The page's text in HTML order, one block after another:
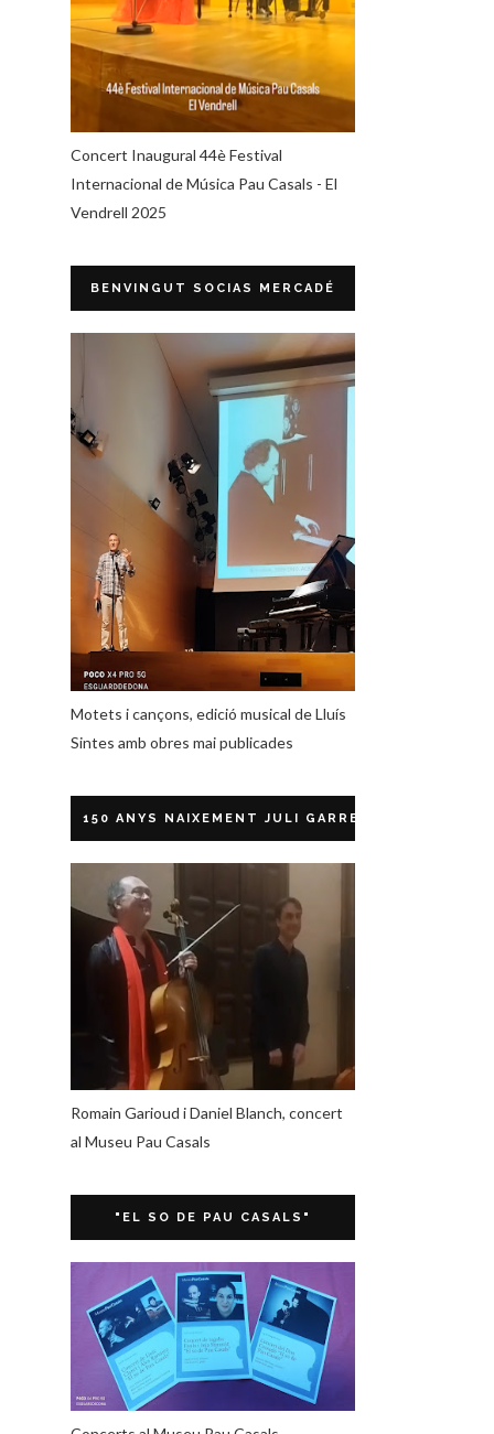
Concert Inaugural 44è Festival
Internacional de Música Pau Casals - El
Vendrell 2025
BENVINGUT SOCIAS MERCADÉ
Motets i cançons, edició musical de Lluís
Sintes amb obres mai publicades
150 ANYS NAIXEMENT JULI GARRETA
Romain Garioud i Daniel Blanch, concert
al Museu Pau Casals
"EL SO DE PAU CASALS"